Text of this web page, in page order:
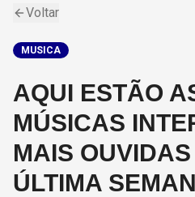
Voltar
MUSICA
AQUI ESTÃO
MÚSICAS
MAIS
ÚLTIMA